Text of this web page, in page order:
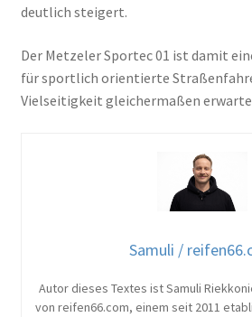
deutlich steigert.
Der Metzeler Sportec 01 ist damit
für sportlich orientierte
Vielseitigkeit gleichermaßen
Samuli /
Autor dieses Textes ist Samuli
von reifen66.com, einem seit 2011